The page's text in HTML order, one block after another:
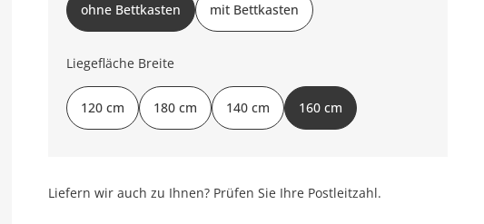
ohne Bettkasten mit Bettkasten
Liegefläche Breite
120 cm 180 cm 140 cm 160 cm
Liefern wir auch zu Ihnen? Prüfen Sie Ihre Postleitzahl.